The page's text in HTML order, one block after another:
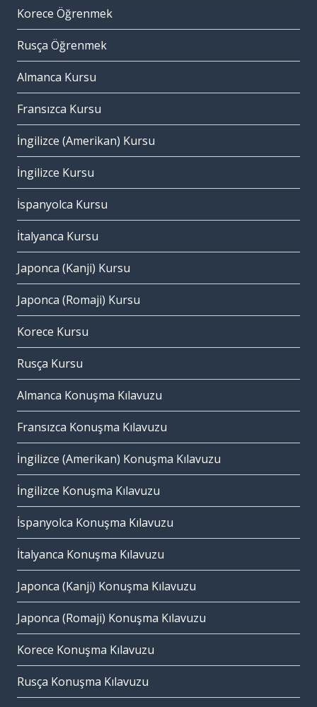
Korece Öğrenmek
Rusça Öğrenmek
Almanca Kursu
Fransızca Kursu
İngilizce (Amerikan) Kursu
İngilizce Kursu
İspanyolca Kursu
İtalyanca Kursu
Japonca (Kanji) Kursu
Japonca (Romaji) Kursu
Korece Kursu
Rusça Kursu
Almanca Konuşma Kılavuzu
Fransızca Konuşma Kılavuzu
İngilizce (Amerikan) Konuşma Kılavuzu
İngilizce Konuşma Kılavuzu
İspanyolca Konuşma Kılavuzu
İtalyanca Konuşma Kılavuzu
Japonca (Kanji) Konuşma Kılavuzu
Japonca (Romaji) Konuşma Kılavuzu
Korece Konuşma Kılavuzu
Rusça Konuşma Kılavuzu